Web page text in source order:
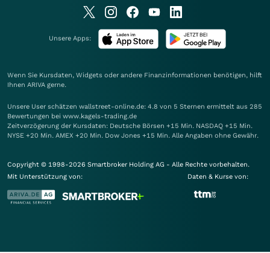
Unsere Apps:
Wenn Sie Kursdaten, Widgets oder andere Finanzinformationen benötigen, hilft
Ihnen ARIVA gerne.
Unsere User schätzen wallstreet-online.de: 4.8 von 5 Sternen ermittelt aus 285
Bewertungen bei www.kagels-trading.de
Zeitverzögerung der Kursdaten: Deutsche Börsen +15 Min. NASDAQ +15 Min.
NYSE +20 Min. AMEX +20 Min. Dow Jones +15 Min. Alle Angaben ohne Gewähr.
Copyright © 1998-2026 Smartbroker Holding AG - Alle Rechte vorbehalten.
Mit Unterstützung von:
Daten & Kurse von: